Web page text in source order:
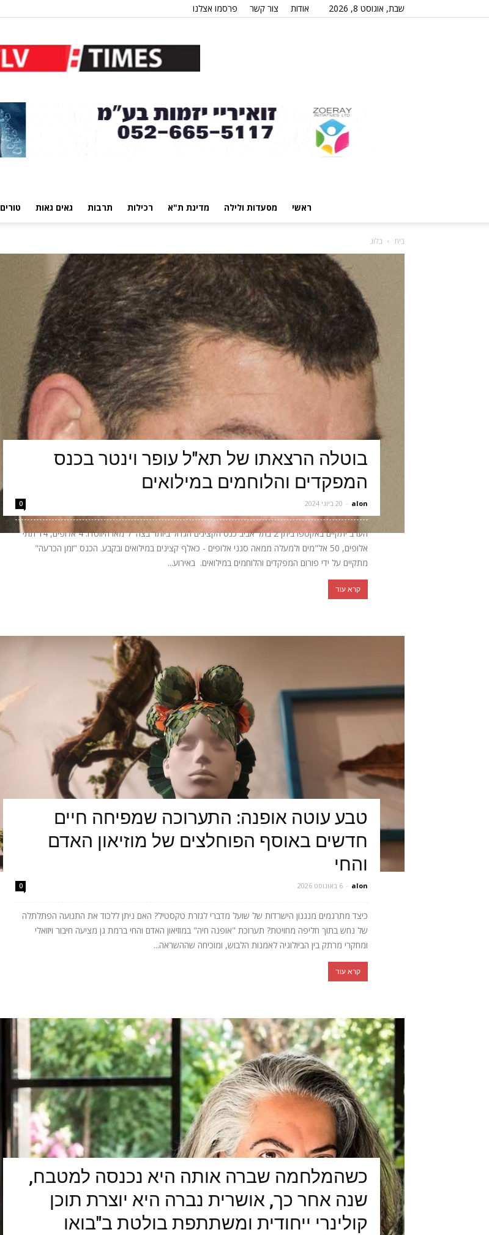
שבת, אוגוסט 8, 2026 אודות צור קשר פרסמו אצלנו
ראשי מסעדות ולילה מדינת ת"א רכילות תרבות גאים גאות טורים
בית בלוג
בוטלה הרצאתו של תא"ל עופר וינטר בכנס
המפקדים והלוחמים במילואים
alon
- 20 ביוני 2024 0
הערב יתקיים באקספו ביתן 2 בתל אביב כנס הקצינים הגדול ביותר בצה״ל מאז היווסדו: 4 אלופים, 14 תתי
אלופים, 50 אל"מים ולמעלה ממאה סגני אלופים - כאלף קצינים במילואים ובקבע. הכנס "זמן הכרעה"
מתקיים על ידי פורום המפקדים והלוחמים במילואים. באירוע...
קרא עוד
טבע עוטה אופנה: התערוכה שמפיחה חיים
חדשים באוסף הפוחלצים של מוזיאון האדם
והחי
alon
- 6 באוגוסט 2026 0
כיצד מתרגמים מנגנון הישרדות של שועל מדברי לגזרת טקסטיל? האם ניתן ללכוד את התנועה הפתלתלה
של נחש בתוך חליפה מחויטת? תערוכת "אופנה חיה" במוזיאון האדם והחי ברמת גן מציעה חיבור ויזואלי
ומחקרי מרתק בין הביולוגיה לאמנות הלבוש, ומוכיחה שההשראה...
קרא עוד
כשהמלחמה שברה אותה היא נכנסה למטבח,
שנה אחר כך, אושרית נברה היא יוצרת תוכן
קולינרי ייחודית ומשתתפת בולטת ב"בואו